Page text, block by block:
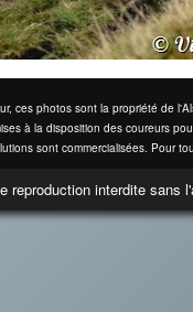
ces photos sont la propriété de
à la disposition des coureurs
sont commercialisées. Pour
reproduction interdite sans